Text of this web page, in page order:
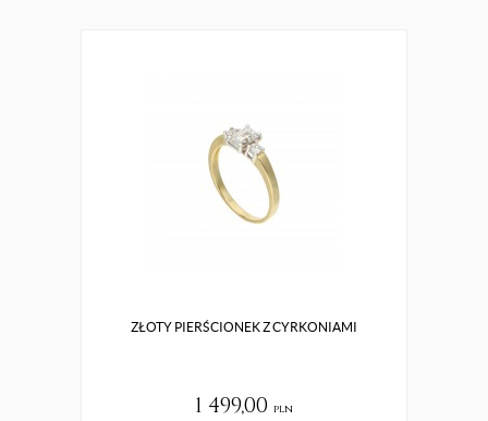
ZŁOTY PIERŚCIONEK Z CYRKONIAMI
1 499,00 pln